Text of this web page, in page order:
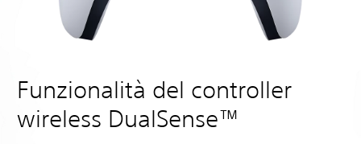
Funzionalità del controller
wireless DualSense™